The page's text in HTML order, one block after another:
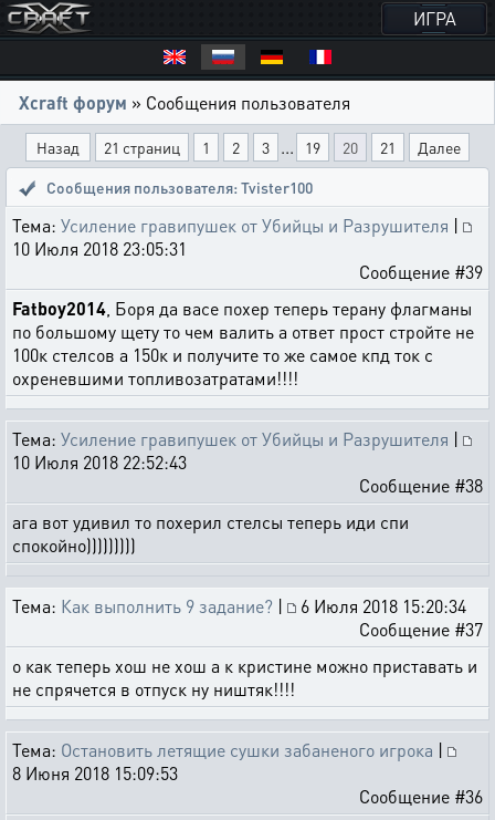
ИГРА
Xcraft форум » Сообщения пользователя
Назад 21 страниц 1 2 3 ... 19 20 21
Далее
Сообщения пользователя: Tvister100
Тема: Усиление гравипушек от Убийцы и Разрушителя |
10 Июля 2018 23:05:31
Сообщение #39
Fatboy2014 , Боря да васе похер теперь терану флагманы
по большому щету то чем валить а ответ прост стройте не
100к стелсов а 150к и получите то же самое кпд ток с
охреневшими топливозатратами!!!!
Тема: Усиление гравипушек от Убийцы и Разрушителя |
10 Июля 2018 22:52:43
Сообщение #38
ага вот удивил то похерил стелсы теперь иди спи
спокойно)))))))))
Тема: Как выполнить 9 задание? |
6 Июля 2018 15:20:34
Сообщение #37
о как теперь хош не хош а к кристине можно приставать и
не спрячется в отпуск ну ништяк!!!!
Тема: Остановить летящие сушки забаненого игрока |
8 Июня 2018 15:09:53
Сообщение #36